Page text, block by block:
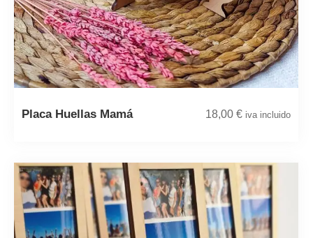
Placa Huellas Mamá 18,00 € iva incluido